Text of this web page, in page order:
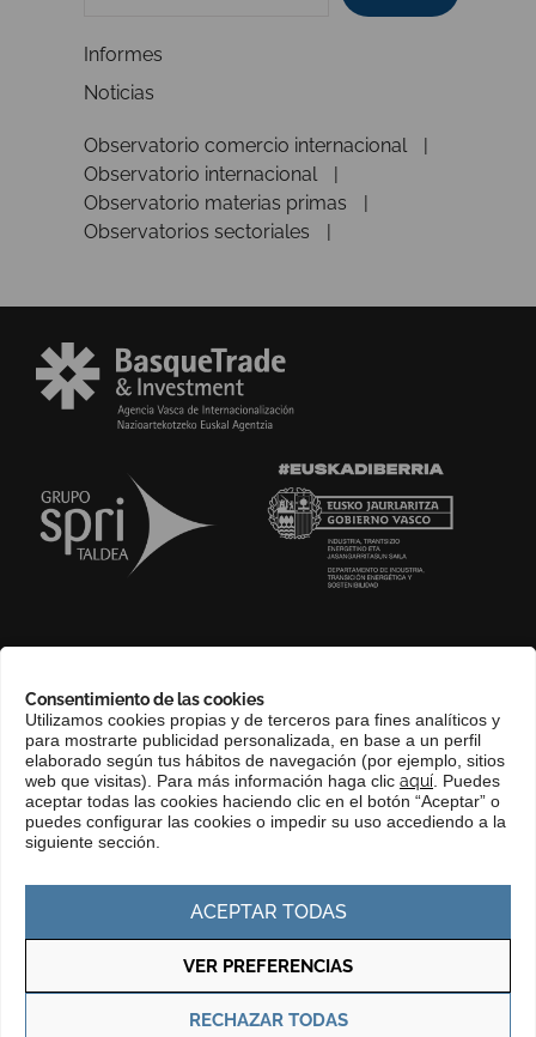
Consentimiento de las cookies
Utilizamos cookies propias y de terceros para fines analíticos y
para mostrarte publicidad personalizada, en base a un perfil
elaborado según tus hábitos de navegación (por ejemplo, sitios
web que visitas). Para más información haga clic aquí . Puedes
aceptar todas las cookies haciendo clic en el botón “Aceptar” o
puedes configurar las cookies o impedir su uso accediendo a la
siguiente sección.
ACEPTAR TODAS
RECHAZAR TODAS
VER PREFERENCIAS
Informes
Noticias
Observatorio comercio internacional
Observatorio internacional
Observatorio materias primas
Observatorios sectoriales
COMPLIANCE CHANNEL
CONTACTO
EUSKERA
PERFIL DEL CONTRATANTE
Política de privacidad Política de cookies